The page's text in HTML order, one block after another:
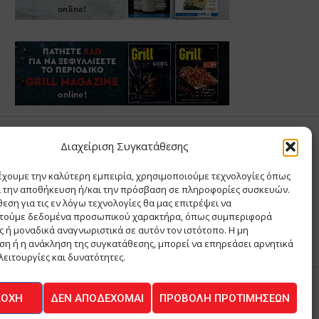
Διαχείριση Συγκατάθεσης
την καλύτερη εμπειρία, χρησιμοποιούμε τεχνολογίες όπως
την αποθήκευση ή/και την πρόσβαση σε πληροφορίες συσκευών.
για τις εν λόγω τεχνολογίες θα μας επιτρέψει να
δεδομένα προσωπικού χαρακτήρα, όπως συμπεριφορά
ή μοναδικά αναγνωριστικά σε αυτόν τον ιστότοπο. Η μη
ή η ανάκληση της συγκατάθεσης, μπορεί να επηρεάσει αρνητικά
και δυνατότητες.
ΔΕΝ ΑΠΟΔΈΧΟΜΑΙ ΠΡΟΒΟΛΉ ΠΡΟΤΙΜΉΣΕΩΝ
Θ ΚΑΙ ΣΙΑ ΜΟΝΟΠΡΟΣΩΠΗ ΙΚΕ